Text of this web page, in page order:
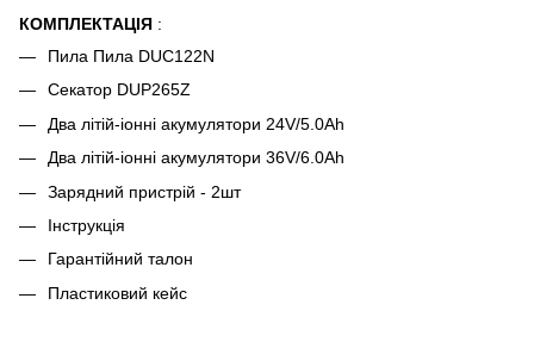
КОМПЛЕКТАЦІЯ :
Пила Пила DUC122N
Секатор DUP265Z
Два літій-іонні акумулятори 24V/5.0Ah
Два літій-іонні акумулятори 36V/6.0Ah
Зарядний пристрій - 2шт
Інструкція
Гарантійний талон
Пластиковий кейс